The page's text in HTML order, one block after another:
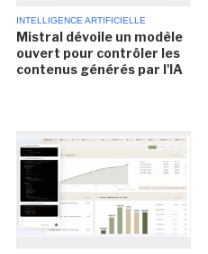
INTELLIGENCE ARTIFICIELLE
Mistral dévoile un modèle
ouvert pour contrôler les
contenus générés par l'IA